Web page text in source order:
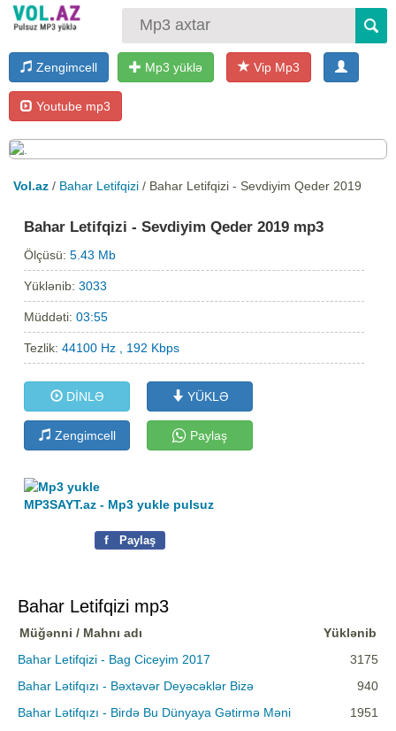
Zengimcell Mp3 yüklə Vip Mp3
Youtube mp3
Vol.az / Bahar Letifqizi / Bahar Letifqizi - Sevdiyim Qeder 2019
Bahar Letifqizi - Sevdiyim Qeder 2019 mp3
Ölçüsü:5.43 Mb
Yüklənib:3033
Müddəti:03:55
Tezlik:44100 Hz , 192 Kbps
DİNLƏ YÜKLƏ
Zengimcell Paylaş
MP3SAYT.az - Mp3 yukle pulsuz
f Paylaş
Bahar Letifqizi mp3
Müğənni / Mahnı adı
Yüklənib
Bahar Letifqizi - Bag Ciceyim 2017
3175
Bahar Lətifqızı - Bəxtəvər Deyəcəklər Bizə
940
Bahar Lətifqızı - Birdə Bu Dünyaya Gətirmə Məni
1951